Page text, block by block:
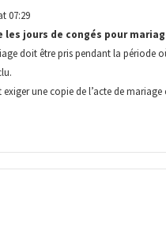
07:29
les jours de congés pour
doit être pris pendant la période
exiger une copie de l’acte de